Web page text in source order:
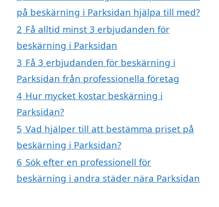
på beskärning i Parksidan hjälpa till med?
2 Få alltid minst 3 erbjudanden för
beskärning i Parksidan
3 Få 3 erbjudanden för beskärning i
Parksidan från professionella företag
4 Hur mycket kostar beskärning i
Parksidan?
5 Vad hjälper till att bestämma priset på
beskärning i Parksidan?
6 Sök efter en professionell för
beskärning i andra städer nära Parksidan